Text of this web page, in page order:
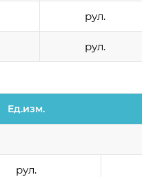
рул.
рул.
Ед.изм.
рул.